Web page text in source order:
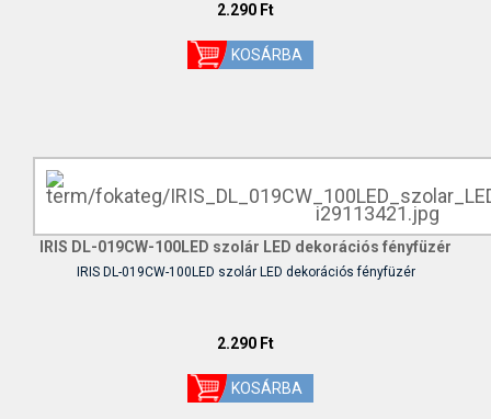
2.290 Ft
IRIS DL-019CW-100LED szolár LED dekorációs fényfüzér
IRIS DL-019CW-100LED szolár LED dekorációs fényfüzér
2.290 Ft